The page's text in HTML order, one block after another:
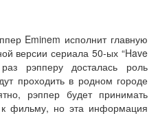
Eminem исполнит главную
версии сериала 50-ых “Have
рэпперу досталась роль
проходить в родном городе
рэппер будет принимать
к фильму, но эта информация